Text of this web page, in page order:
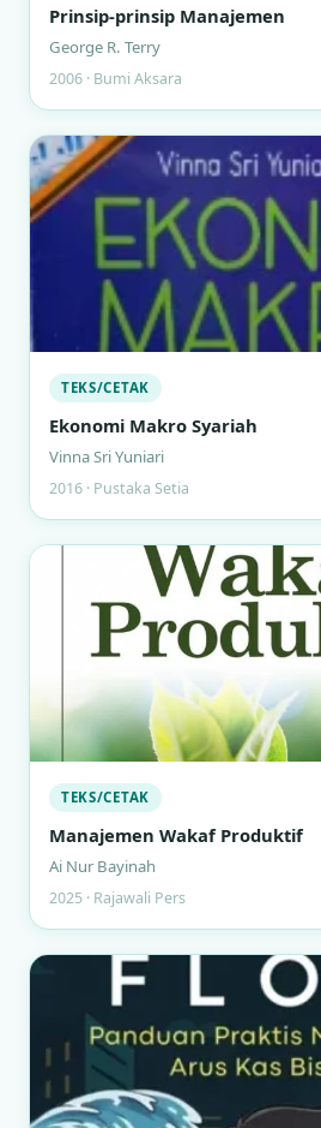
Prinsip-prinsip Manajemen
George R. Terry
2006 · Bumi Aksara
TEKS/CETAK
Ekonomi Makro Syariah
Vinna Sri Yuniari
2016 · Pustaka Setia
TEKS/CETAK
Manajemen Wakaf Produktif
Ai Nur Bayinah
2025 · Rajawali Pers